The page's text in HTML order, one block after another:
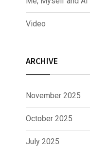
Video
ARCHIVE
November 2025
October 2025
July 2025